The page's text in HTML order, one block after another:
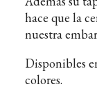
hace que la
nuestra
Disponibles
colores.